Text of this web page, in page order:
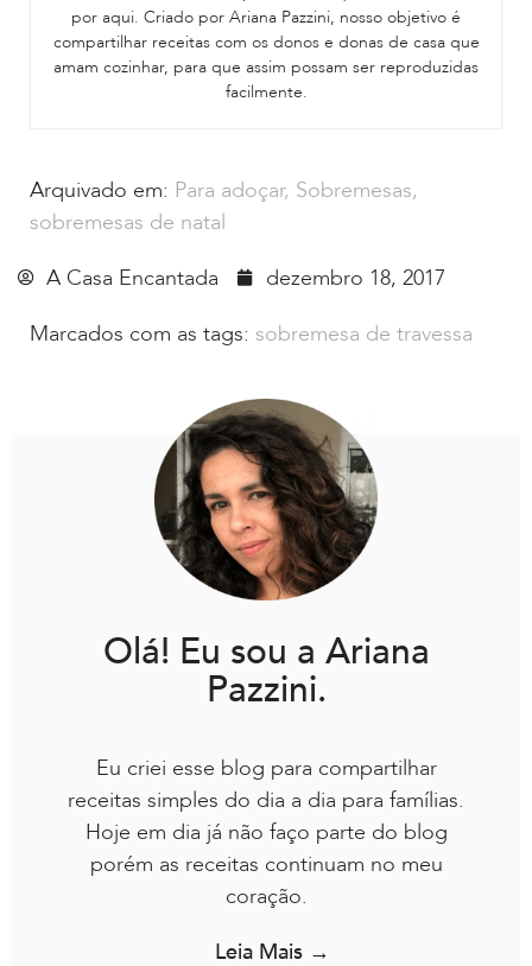
por aqui. Criado por Ariana Pazzini, nosso objetivo é
compartilhar receitas com os donos e donas de casa que
amam cozinhar, para que assim possam ser reproduzidas
facilmente.
Arquivado em: Para adoçar, Sobremesas,
sobremesas de natal
A Casa Encantada
dezembro 18, 2017
Marcados com as tags: sobremesa de travessa
Olá! Eu sou a Ariana
Pazzini.
Eu criei esse blog para compartilhar
receitas simples do dia a dia para famílias.
Hoje em dia já não faço parte do blog
porém as receitas continuam no meu
coração.
Leia Mais →